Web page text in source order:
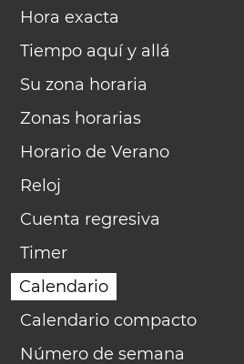
Hora exacta
Tiempo aquí y allá
Su zona horaria
Zonas horarias
Horario de Verano
Reloj
Cuenta regresiva
Timer
Calendario
Calendario compacto
Número de semana